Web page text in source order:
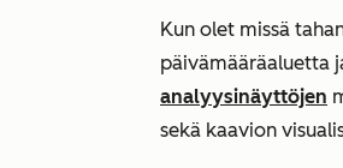
Kun olet missä
päivämääräaluetta
analyysinäyttöjen
sekä kaavion